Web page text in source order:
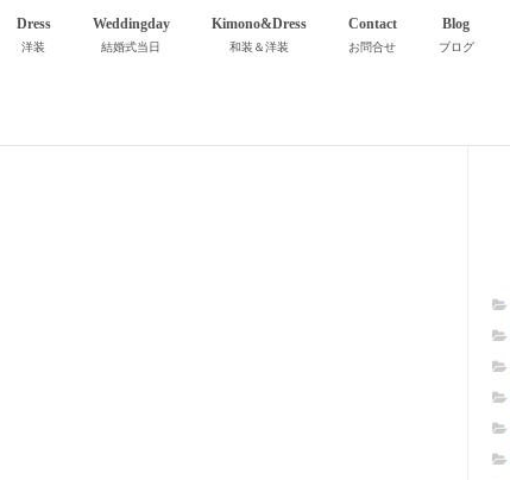
Dress
洋装
Weddingday
結婚式当日
Kimono&Dress
和装＆洋装
Contact
お問合せ
Blog
ブログ